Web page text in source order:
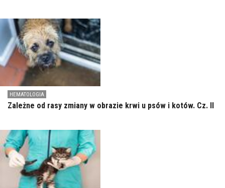
HEMATOLOGIA
Zależne od rasy zmiany w obrazie krwi u psów i kotów. Cz. II